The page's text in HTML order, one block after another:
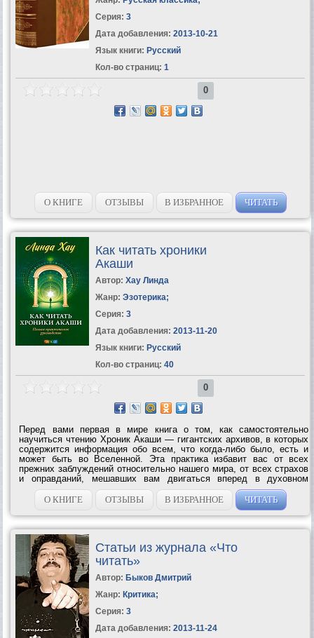
Серия: 3
Дата добавления: 2013-10-21
Язык книги: Русский
Кол-во страниц: 1
0
О КНИГЕ ОТЗЫВЫ В ИЗБРАННОЕ ЧИТАТЬ
Как читать хроники
Акаши
Автор: Хау Линда
Жанр: Эзотерика;
Серия: 3
Дата добавления: 2013-11-20
Язык книги: Русский
Кол-во страниц: 40
0
Перед вами первая в мире книга о том, как самостоятельно
научиться чтению Хроник Акаши — гигантских архивов, в которых
содержится информация обо всем, что когда-либо было, есть и
может быть во Вселенной. Эта практика избавит вас от всех
прежних заблуждений относительно нашего мира, от всех страхов
и оправданий, мешавших вам двигаться вперед в духовном
развитии. Поскольку Хроники Акаши — это не физическое место,
а один из уровней...
О КНИГЕ ОТЗЫВЫ В ИЗБРАННОЕ ЧИТАТЬ
Статьи из журнала «Что
читать»
Автор: Быков Дмитрий
Жанр: Критика;
Серия: 3
Дата добавления: 2013-11-24